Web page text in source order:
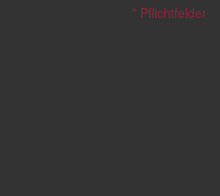
* Pflichtfelder